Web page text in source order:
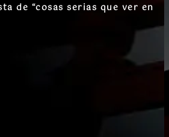
de “cosas serias que ver en